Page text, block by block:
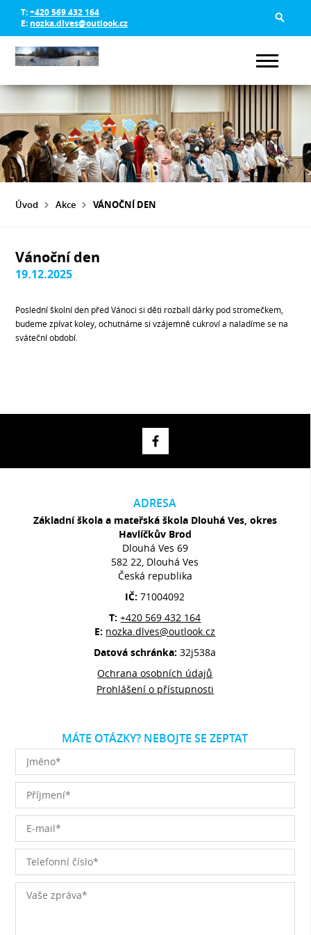
T:+420 569 432 164
E: nozka.dlves@outlook.cz
Úvod Akce VÁNOČNÍ DEN
Vánoční den
19.12.2025
Poslední školní den před Vánoci si děti rozbalí dárky pod stromečkem,
budeme zpívat koley, ochutnáme si vzájemně cukroví a naladíme se na
sváteční období.
ADRESA
Základní škola a mateřská škola Dlouhá Ves, okres
Havlíčkův Brod
Dlouhá Ves 69
582 22, Dlouhá Ves
Česká republika
IČ:71004092
T:+420 569 432 164
E: nozka.dlves@outlook.cz
Datová schránka:32j538a
Ochrana osobních údajů
Prohlášení o přístupnosti
MÁTE OTÁZKY? NEBOJTE SE ZEPTAT